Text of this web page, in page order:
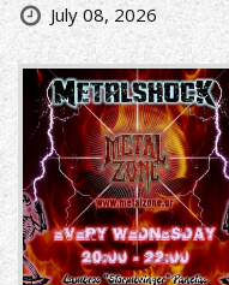
July 08, 2026